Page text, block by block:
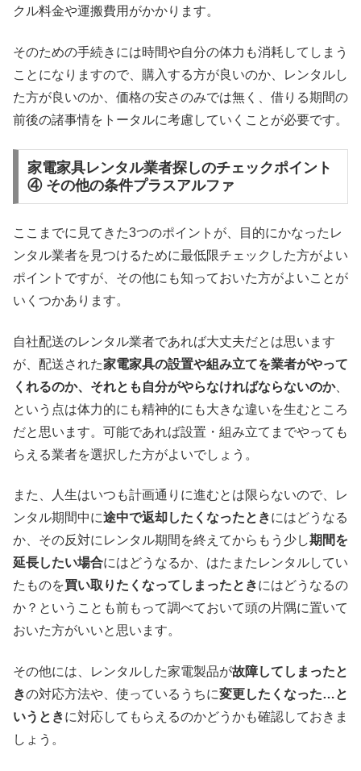
クル料金や運搬費用がかかります。
そのための手続きには時間や自分の体力も消耗してしまう
ことになりますので、購入する方が良いのか、レンタルし
た方が良いのか、価格の安さのみでは無く、借りる期間の
前後の諸事情をトータルに考慮していくことが必要です。
家電家具レンタル業者探しのチェックポイント
④ その他の条件プラスアルファ
ここまでに見てきた3つのポイントが、目的にかなったレ
ンタル業者を見つけるために最低限チェックした方がよい
ポイントですが、その他にも知っておいた方がよいことが
いくつかあります。
自社配送のレンタル業者であれば大丈夫だとは思います
が、配送された家電家具の設置や組み立てを業者がやって
くれるのか、それとも自分がやらなければならないのか、
という点は体力的にも精神的にも大きな違いを生むところ
だと思います。可能であれば設置・組み立てまでやっても
らえる業者を選択した方がよいでしょう。
また、人生はいつも計画通りに進むとは限らないので、レ
ンタル期間中に途中で返却したくなったときにはどうなる
か、その反対にレンタル期間を終えてからもう少し期間を
延長したい場合にはどうなるか、はたまたレンタルしてい
たものを買い取りたくなってしまったときにはどうなるの
か？ということも前もって調べておいて頭の片隅に置いて
おいた方がいいと思います。
その他には、レンタルした家電製品が故障してしまったと
きの対応方法や、使っているうちに変更したくなった…と
いうときに対応してもらえるのかどうかも確認しておきま
しょう。